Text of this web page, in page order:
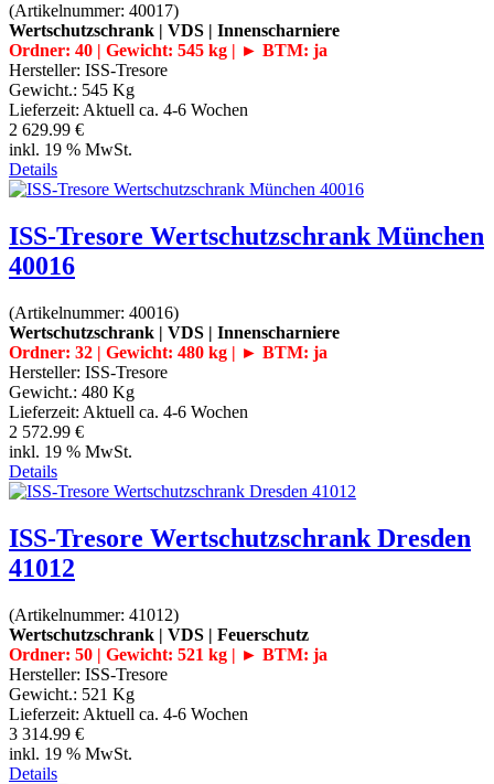
(Artikelnummer: 40017)
Wertschutzschrank | VDS | Innenscharniere
Ordner: 40 | Gewicht: 545 kg | ► BTM: ja
Hersteller: ISS-Tresore
Gewicht.: 545 Kg
Lieferzeit: Aktuell ca. 4-6 Wochen
2 629.99 €
inkl. 19 % MwSt.
Details
ISS-Tresore Wertschutzschrank München
40016
(Artikelnummer: 40016)
Wertschutzschrank | VDS | Innenscharniere
Ordner: 32 | Gewicht: 480 kg | ► BTM: ja
Hersteller: ISS-Tresore
Gewicht.: 480 Kg
Lieferzeit: Aktuell ca. 4-6 Wochen
2 572.99 €
inkl. 19 % MwSt.
Details
ISS-Tresore Wertschutzschrank Dresden
41012
(Artikelnummer: 41012)
Wertschutzschrank | VDS | Feuerschutz
Ordner: 50 | Gewicht: 521 kg | ► BTM: ja
Hersteller: ISS-Tresore
Gewicht.: 521 Kg
Lieferzeit: Aktuell ca. 4-6 Wochen
3 314.99 €
inkl. 19 % MwSt.
Details